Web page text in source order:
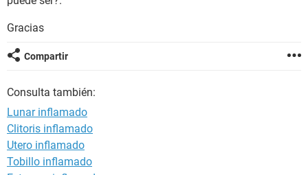
Gracias
Compartir
Consulta también:
Lunar inflamado
Clitoris inflamado
Utero inflamado
Tobillo inflamado